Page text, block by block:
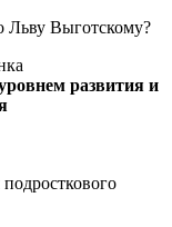
Льву Выготскому?
развития и